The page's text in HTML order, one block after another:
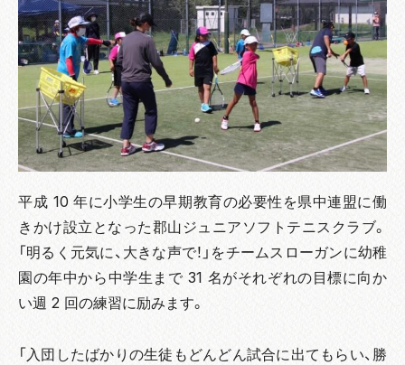
平成 10 年に小学生の早期教育の必要性を県中連盟に働
きかけ設立となった郡山ジュニアソフトテニスクラブ。
「明るく元気に、大きな声で！」をチームスローガンに幼稚
園の年中から中学生まで 31 名がそれぞれの目標に向か
い週 2 回の練習に励みます。
「入団したばかりの生徒もどんどん試合に出てもらい、勝